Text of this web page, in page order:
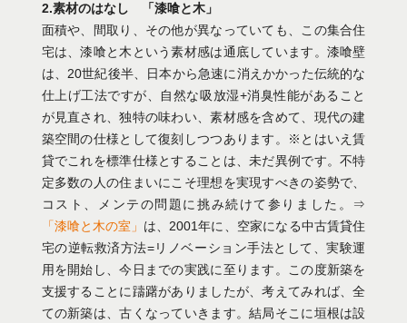
2.素材のはなし 「漆喰と木」
面積や、間取り、その他が異なっていても、この集合住
宅は、漆喰と木という素材感は通底しています。漆喰壁
は、20世紀後半、日本から急速に消えかかった伝統的な
仕上げ工法ですが、自然な吸放湿+消臭性能があること
が見直され、独特の味わい、素材感を含めて、現代の建
築空間の仕様として復刻しつつあります。※とはいえ賃
貸でこれを標準仕様とすることは、未だ異例です。不特
定多数の人の住まいにこそ理想を実現すべきの姿勢で、
コスト、メンテの問題に挑み続けて参りました。⇒
「漆喰と木の室」 は、2001年に、空家になる中古賃貸住
宅の逆転救済方法=リノベーション手法として、実験運
用を開始し、今日までの実践に至ります。この度新築を
支援することに躊躇がありましたが、考えてみれば、全
ての新築は、古くなっていきます。結局そこに垣根は設